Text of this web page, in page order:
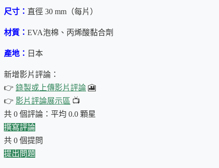
風度。使用低過敏性黏合劑，即便是最細膩的肌膚也能舒適貼
對產品效能的追求，也是對您健康的守護。​​這款腳底水泡保護
墊貼片，為您的每一步路程，提供最貼心的呵護。
首次上架日期：2023-11-10
尺寸： 直徑 30 mm（每片）
材質： EVA泡棉、丙烯酸黏合劑
產地： 日本
新增影片評論：
👉 錄製或上傳影片評論 🎦
👉 影片評論展示區 📺
共 0 個評論：平均 0.0 顆星
撰寫評論
共 0 個提問
提出問題